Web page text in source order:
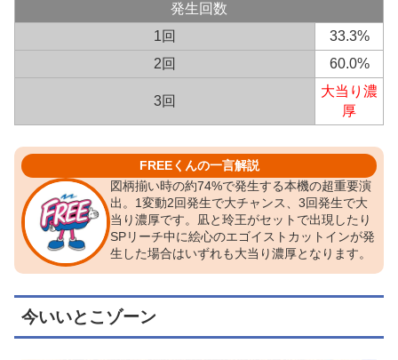
発生回数
1回
33.3%
2回
60.0%
3回
大当り濃
厚
FREEくんの一言解説
図柄揃い時の約74%で発生する本機の超重要演
出。1変動2回発生で大チャンス、3回発生で大
当り濃厚です。凪と玲王がセットで出現したり
SPリーチ中に絵心のエゴイストカットインが発
生した場合はいずれも大当り濃厚となります。
今いいとこゾーン